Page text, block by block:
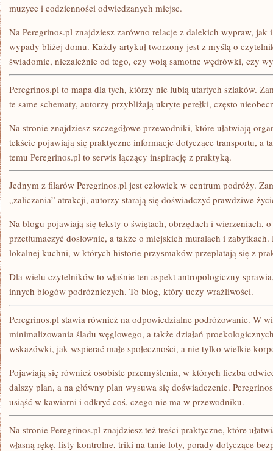
muzyce i codzienności odwiedzanych miejsc.
Na Peregrinos.pl znajdziesz zarówno relacje z dalekich wypraw, jak
wypady bliżej domu. Każdy artykuł tworzony jest z myślą o
świadomie, niezależnie od tego, czy wolą samotne wędrówki, czy
Peregrinos.pl to mapa dla tych, którzy nie lubią utartych szlaków.
te same schematy, autorzy przybliżają ukryte perełki, często
Na stronie znajdziesz szczegółowe przewodniki, które ułatwiają
tekście pojawiają się praktyczne informacje dotyczące transportu, a
temu Peregrinos.pl to serwis łączący inspirację z praktyką.
Jednym z filarów Peregrinos.pl jest człowiek w centrum podróży.
„zaliczania” atrakcji, autorzy starają się doświadczyć prawdziwe
Na blogu pojawiają się teksty o świętach, obrzędach i wierzeniach,
przetłumaczyć dosłownie, a także o miejskich muralach i
lokalnej kuchni, w których historie przysmaków przeplatają się z
Dla wielu czytelników to właśnie ten aspekt antropologiczny
innych blogów podróżniczych. To blog, który uczy wrażliwości.
Peregrinos.pl stawia również na odpowiedzialne podróżowanie. W
minimalizowania śladu węglowego, a także działań
wskazówki, jak wspierać małe społeczności, a nie tylko wielkie
Pojawiają się również osobiste przemyślenia, w których liczba
dalszy plan, a na główny plan wysuwa się doświadczenie.
usiąść w kawiarni i odkryć coś, czego nie ma w przewodniku.
Na stronie Peregrinos.pl znajdziesz też treści praktyczne, które
własną rękę. listy kontrolne, triki na tanie loty, porady dotyczące